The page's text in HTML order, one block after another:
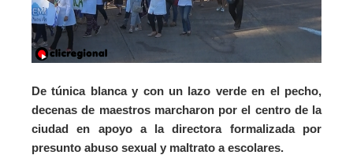
De túnica blanca y con un lazo verde en el pecho,
decenas de maestros marcharon por el centro de la
ciudad en apoyo a la directora formalizada por
presunto abuso sexual y maltrato a escolares.